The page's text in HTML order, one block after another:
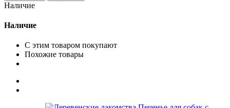
Наличие
Наличие
С этим товаром покупают
Похожие товары